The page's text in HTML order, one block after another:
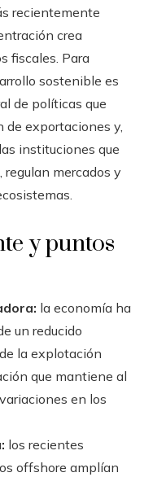
recientemente
crea
fiscales. Para
sostenible es
de políticas que
de exportaciones y,
instituciones que
mercados y
y puntos
la economía ha
un reducido
la explotación
que mantiene al
en los
los recientes
offshore amplían